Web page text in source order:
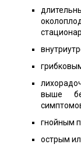
выше
гнойным
острым